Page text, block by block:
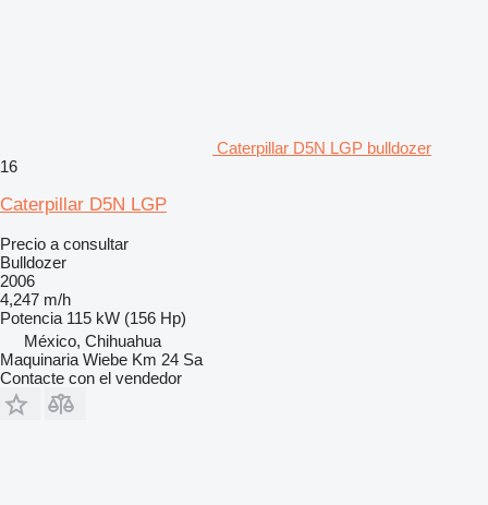
Caterpillar D5N LGP bulldozer
16
Caterpillar D5N LGP
Precio a consultar
Bulldozer
2006
4,247 m/h
Potencia 115 kW (156 Hp)
México, Chihuahua
Maquinaria Wiebe Km 24 Sa
Contacte con el vendedor